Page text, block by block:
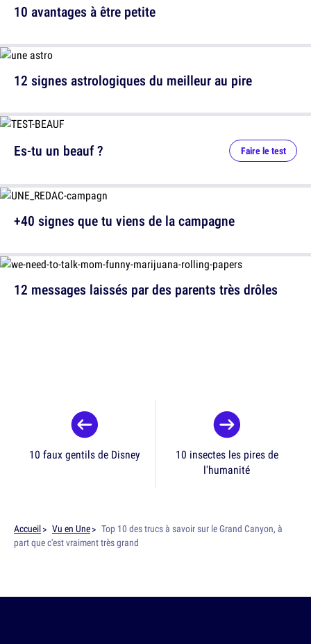
10 avantages à être petite
12 signes astrologiques du meilleur au pire
12 messages laissés par des parents très drôles
Es-tu un beauf ? Faire le test
+40 signes que tu viens de la campagne
10 faux gentils de Disney
10 insectes les pires de
l'humanité
Accueil Vu en Une
Top 10 des trucs à savoir sur le Grand Canyon, à
part que c'est vraiment très grand